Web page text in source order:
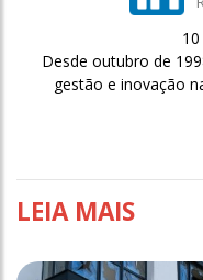
Desde outubro de
gestão e inovação
LEIA MAIS